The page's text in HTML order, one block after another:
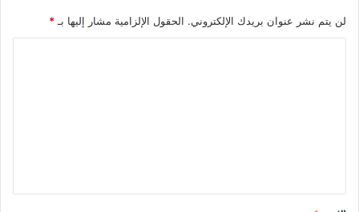
لن يتم نشر عنوان بريدك الإلكتروني. الحقول الإلزامية مشار إليها بـ *